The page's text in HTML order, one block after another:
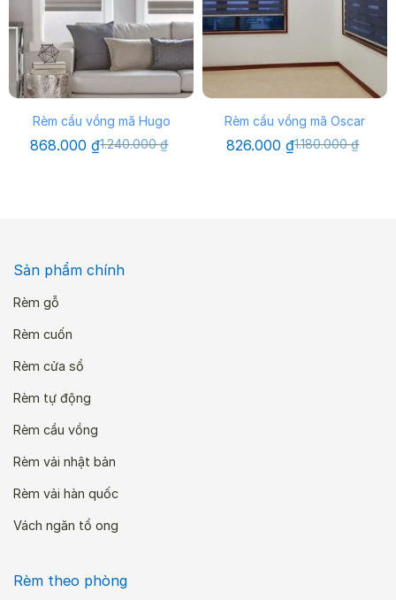
Rèm cầu vồng mã Hugo
1.240.000₫
Giá
868.000₫Giá
Rèm cầu vồng mã Oscar
1.180.000₫
Giá
826.000₫Giá
Sản phẩm chính
Rèm gỗ
Rèm cuốn
Rèm cửa sổ
Rèm tự động
Rèm cầu vồng
Rèm vải nhật bản
Rèm vải hàn quốc
Vách ngăn tổ ong
Rèm theo phòng